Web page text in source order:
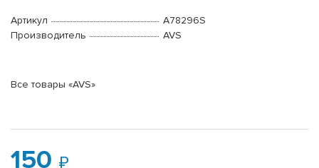
Артикул
A78296S
Производитель
AVS
Все товары «AVS»
150